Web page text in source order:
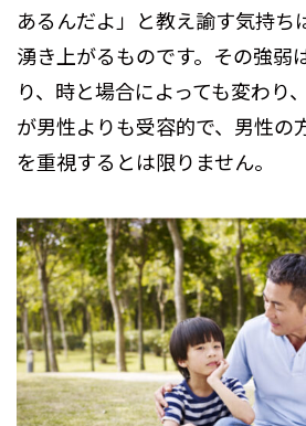
あるんだよ」と教え諭す気持ち
湧き上がるものです。その強弱
り、時と場合によっても変わり
が男性よりも受容的で、男性の
を重視するとは限りません。